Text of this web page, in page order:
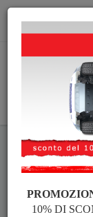
Piastra
Piastra
Brands
10% DI